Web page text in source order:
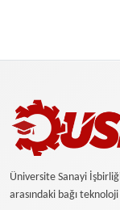
Üniversite Sanayi
arasındaki bağı